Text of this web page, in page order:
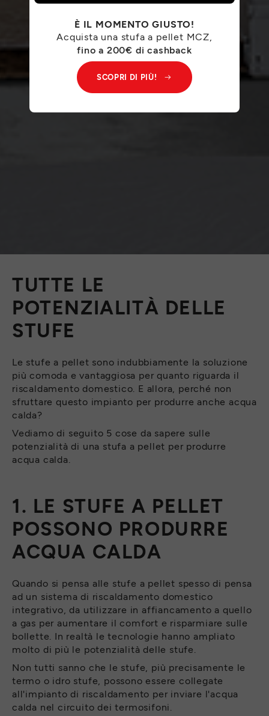
TUTTE LE
POTENZIALITÀ DELLE
STUFE
Le stufe a pellet sono indubbiamente la soluzione
più comoda e vantaggiosa per quanto riguarda il
riscaldamento domestico. E allora, perché non
sfruttare questo impianto per produrre anche acqua
calda?
Vediamo di seguito 5 cose da sapere sulle
potenzialità di una stufa a pellet per produrre
acqua calda.
1. LE STUFE A PELLET
POSSONO PRODURRE
ACQUA CALDA
Quando si pensa alle stufe a pellet spesso di pensa
ad un sistema di riscaldamento domestico
integrativo, da utilizzare in affiancamento a quello
a gas per aumentare il comfort e risparmiare sulle
bollette. In realtà le tecnologie hanno ampliato
molto di più le potenzialità delle stufe.
Non tutti sanno che le stufe, più precisamente le
termo o idro stufe, possono essere collegate
all'impianto di riscaldamento per inviare l'acqua
calda nel circuito dei termosifoni.
È IL MOMENTO GIUSTO!
Acquista una stufa a pellet MCZ,
fino a 200€ di cashback
SCOPRI DI PIÙ!